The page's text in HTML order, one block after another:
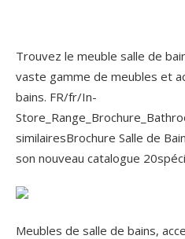
Trouvez le meuble salle de
vaste gamme de meubles et
bains. FR/fr/In-
similairesBrochure Salle de
son nouveau catalogue
Meubles de salle de bains,